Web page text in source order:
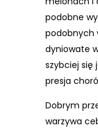
podobne
podobnych
dyniowate
szybciej się
presja
Dobrym
warzywa